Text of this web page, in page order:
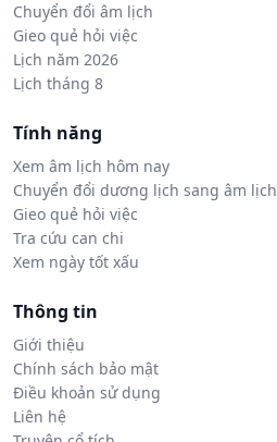
Chuyển đổi âm lịch
Gieo quẻ hỏi việc
Lịch năm 2026
Lịch tháng 8
Tính năng
Xem âm lịch hôm nay
Chuyển đổi dương lịch sang âm lịch
Gieo quẻ hỏi việc
Tra cứu can chi
Xem ngày tốt xấu
Thông tin
Giới thiệu
Chính sách bảo mật
Điều khoản sử dụng
Liên hệ